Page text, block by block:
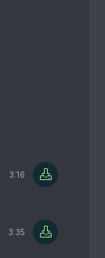
3:16
3:35